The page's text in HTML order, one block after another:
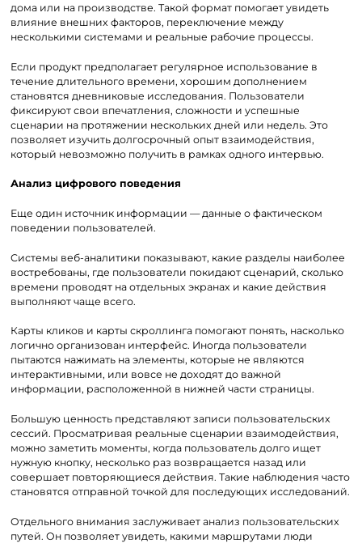
дома или на производстве. Такой формат помогает увидеть
влияние внешних факторов, переключение между
несколькими системами и реальные рабочие процессы.
Если продукт предполагает регулярное использование в
течение длительного времени, хорошим дополнением
становятся дневниковые исследования. Пользователи
фиксируют свои впечатления, сложности и успешные
сценарии на протяжении нескольких дней или недель. Это
позволяет изучить долгосрочный опыт взаимодействия,
который невозможно получить в рамках одного интервью.
Анализ цифрового поведения
Еще один источник информации — данные о фактическом
поведении пользователей.
Системы веб-аналитики показывают, какие разделы наиболее
востребованы, где пользователи покидают сценарий, сколько
времени проводят на отдельных экранах и какие действия
выполняют чаще всего.
Карты кликов и карты скроллинга помогают понять, насколько
логично организован интерфейс. Иногда пользователи
пытаются нажимать на элементы, которые не являются
интерактивными, или вовсе не доходят до важной
информации, расположенной в нижней части страницы.
Большую ценность представляют записи пользовательских
сессий. Просматривая реальные сценарии взаимодействия,
можно заметить моменты, когда пользователь долго ищет
нужную кнопку, несколько раз возвращается назад или
совершает повторяющиеся действия. Такие наблюдения часто
становятся отправной точкой для последующих исследований.
Отдельного внимания заслуживает анализ пользовательских
путей. Он позволяет увидеть, какими маршрутами люди